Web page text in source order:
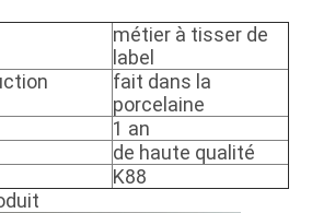
métier à tisser de
label
fait dans la
porcelaine
1 an
de haute qualité
K88